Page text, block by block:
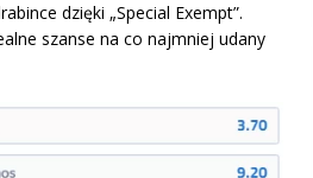
dzięki „Special Exempt”.
szanse na co najmniej udany